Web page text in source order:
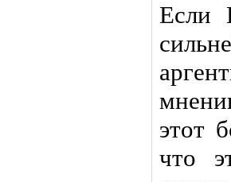
Если
этот
что